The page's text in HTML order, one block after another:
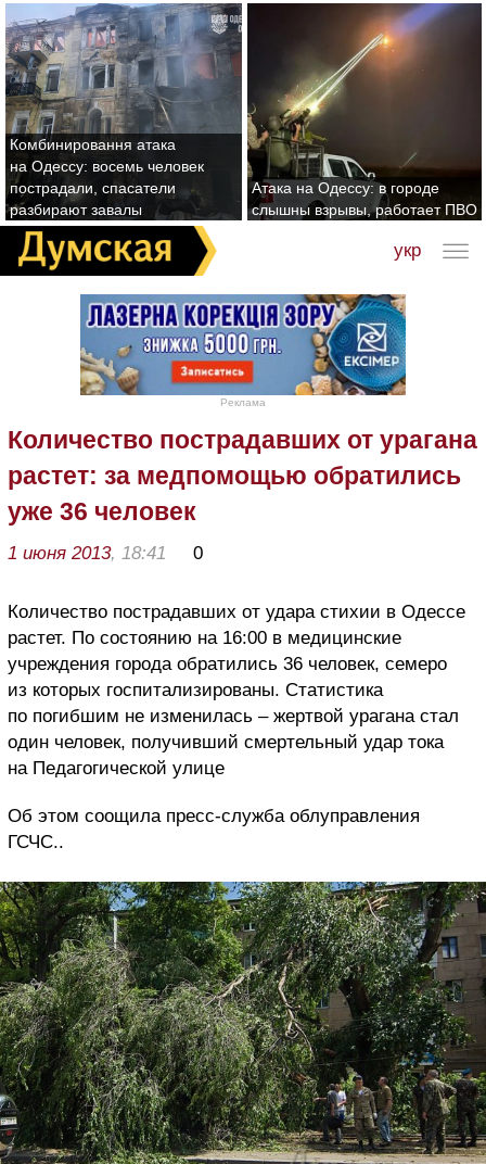
Комбинировання атака
на Одессу: восемь человек
пострадали, спасатели
разбирают завалы
Атака на Одессу: в городе
слышны взрывы, работает ПВО
укр
Реклама
Количество пострадавших от урагана
растет: за медпомощью обратились
уже 36 человек
1 июня 2013, 18:41 0
Количество пострадавших от удара стихии в Одессе
растет. По состоянию на 16:00 в медицинские
учреждения города обратились 36 человек, семеро
из которых госпитализированы. Статистика
по погибшим не изменилась – жертвой урагана стал
один человек, получивший смертельный удар тока
на Педагогической улице
Об этом соощила пресс-служба облуправления
ГСЧС..